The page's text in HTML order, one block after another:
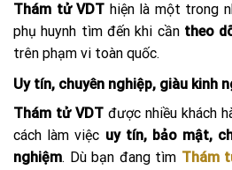
Thám tử VDT hiện là một trong
phụ huynh tìm đến khi cần theo
trên phạm vi toàn quốc.
Uy tín, chuyên nghiệp, giàu kinh
Thám tử VDT được nhiều khách
cách làm việc uy tín, bảo mật,
nghiệm. Dù bạn đang tìm Thám